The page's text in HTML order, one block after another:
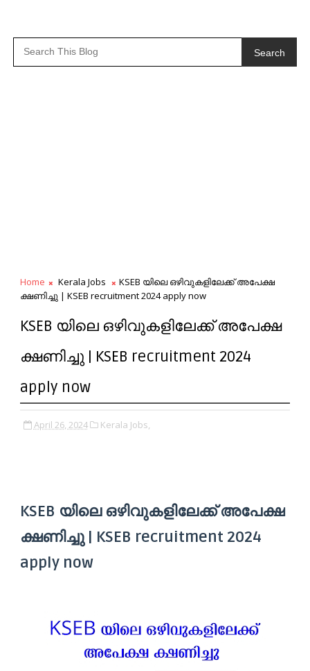
Search
Home Kerala Jobs
KSEB യിലെ ഒഴിവുകളിലേക്ക് അപേക്ഷ
ക്ഷണിച്ചു | KSEB recruitment 2024 apply now
KSEB യിലെ ഒഴിവുകളിലേക്ക് അപേക്ഷ
ക്ഷണിച്ചു | KSEB recruitment 2024
apply now
April 26, 2024 Kerala Jobs,
KSEB യിലെ ഒഴിവുകളിലേക്ക് അപേക്ഷ
ക്ഷണിച്ചു | KSEB recruitment 2024
apply now